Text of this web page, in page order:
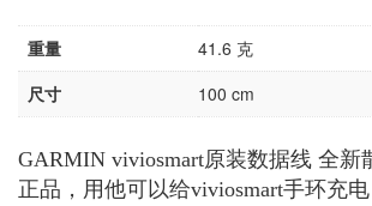
重量
41.6 克
尺寸
100 cm
GARMIN viviosmart原装数据线 全新
正品，用他可以给viviosmart手环充电